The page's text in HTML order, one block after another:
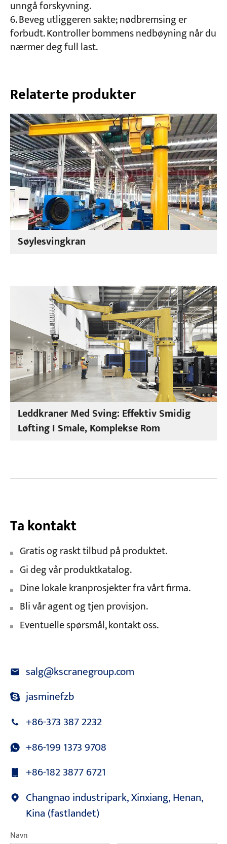
unngå forskyvning.
Beveg utliggeren sakte; nødbremsing er
forbudt. Kontroller bommens nedbøyning når du
nærmer deg full last.
Relaterte produkter
Søylesvingkran
Leddkraner Med Sving: Effektiv Smidig
Løfting I Smale, Komplekse Rom
Ta kontakt
Gratis og raskt tilbud på produktet.
Gi deg vår produktkatalog.
Dine lokale kranprosjekter fra vårt firma.
Bli vår agent og tjen provisjon.
Eventuelle spørsmål, kontakt oss.
salg@kscranegroup.com
jasminefzb
+86-373 387 2232
+86-199 1373 9708
+86-182 3877 6721
Changnao industripark, Xinxiang, Henan,
Kina (fastlandet)
Navn